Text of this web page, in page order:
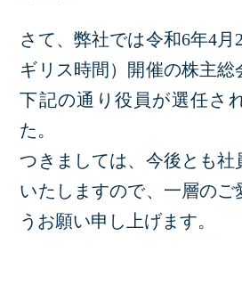
さて、弊社では令和6年4月
ギリス時間）開催の株主総
下記の通り役員が選任さ
た。
つきましては、今後とも社
いたしますので、一層のご
うお願い申し上げます。